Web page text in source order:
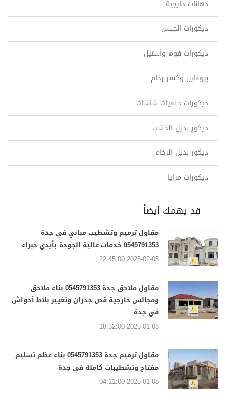
دهانات خارجية
ديكورات الجبس
ديكورات فوم وأستيل
بروفايل وكسر رخام
ديكورات خلفيات شاشات
ديكور بديل الخشب
ديكور بديل الرخام
ديكورات مرايا
قد يهمك أيضاً
مقاول ترميم وتشطيب مباني في جدة
0545791353 خدمات عالية الجودة بأيدي خبراء
2025-02-05 22:45:00
مقاول ملاحق جدة 0545791353 بناء ملاحق
ومجالس خارجية قص جدران وتغيير بلاط أحواش
في جدة
2025-01-08 18:32:00
مقاول ترميم جدة 0545791353 بناء عظم تسليم
مفتاح وتشطيبات كاملة في جدة
2025-01-08 04:11:00